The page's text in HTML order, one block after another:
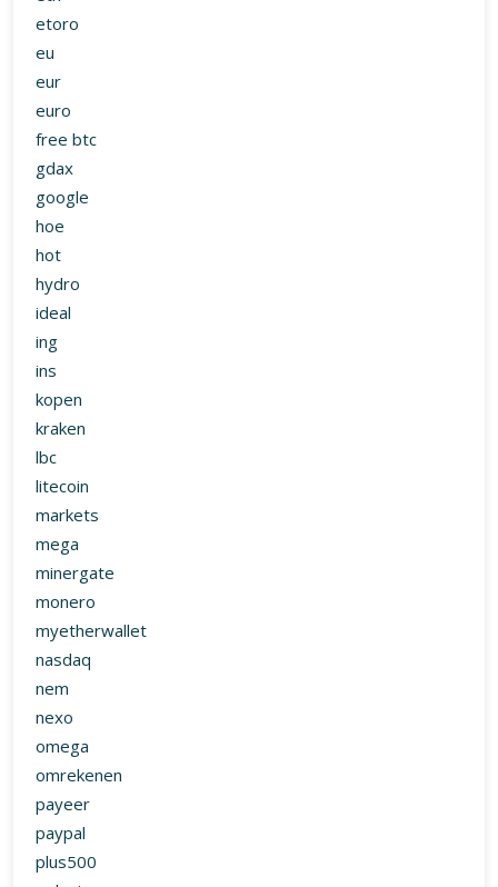
hoe
hot
hydro
ideal
ing
ins
kopen
kraken
lbc
litecoin
markets
mega
minergate
monero
myetherwallet
nasdaq
nem
nexo
omega
omrekenen
payeer
paypal
plus500
poloniex
preev
rabobank
rcn
real
record
reddit
steam btc